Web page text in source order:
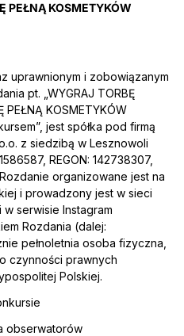
PEŁNĄ KOSMETYKÓW
uprawnionym i zobowiązanym
pt. „WYGRAJ TORBĘ
PEŁNĄ KOSMETYKÓW
jest spółka pod firmą
z siedzibą w Lesznowoli
REGON: 142738307,
organizowane jest na
i prowadzony jest w sieci
serwisie Instagram
Rozdania (dalej:
pełnoletnia osoba fizyczna,
czynności prawnych
Polskiej.
obserwatorów